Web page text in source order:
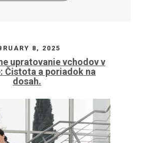
8, 2025
upratovanie vchodov v
Čistota a poriadok na
dosah.